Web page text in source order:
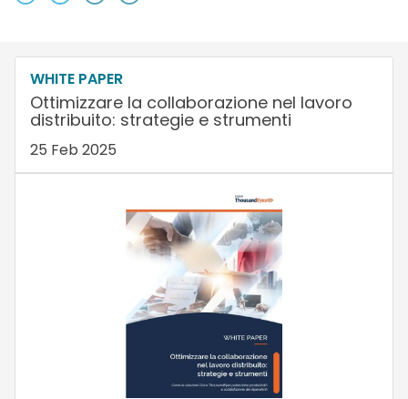
WHITE PAPER
Ottimizzare la collaborazione nel lavoro
distribuito: strategie e strumenti
25 Feb 2025